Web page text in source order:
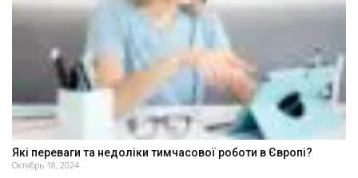
Які переваги та недоліки тимчасової роботи в Європі?
Октябрь 18, 2024